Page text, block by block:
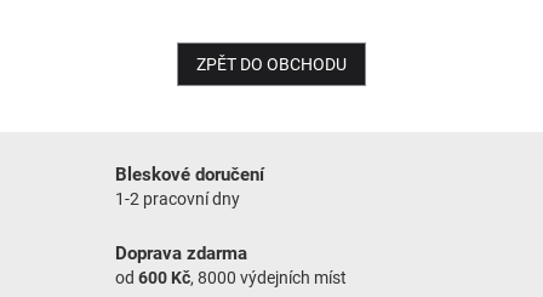
ZPĚT DO OBCHODU
Bleskové doručení
1-2 pracovní dny
Doprava zdarma
od 600 Kč, 8000 výdejních míst